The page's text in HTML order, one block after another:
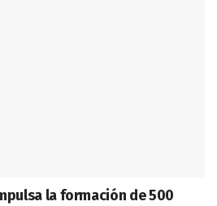
la formación de 500